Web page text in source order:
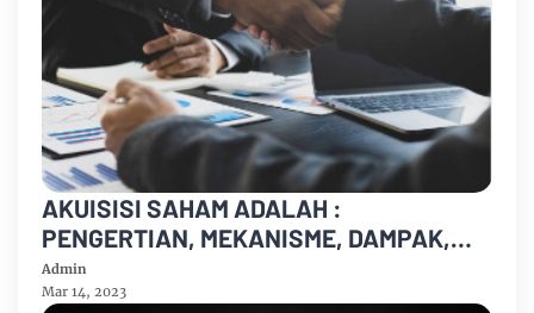
AKUISISI SAHAM ADALAH :
PENGERTIAN, MEKANISME, DAMPAK,
CONTOH DAN PERBEDAAN DENGAN
MERGER
Admin
Mar 14, 2023